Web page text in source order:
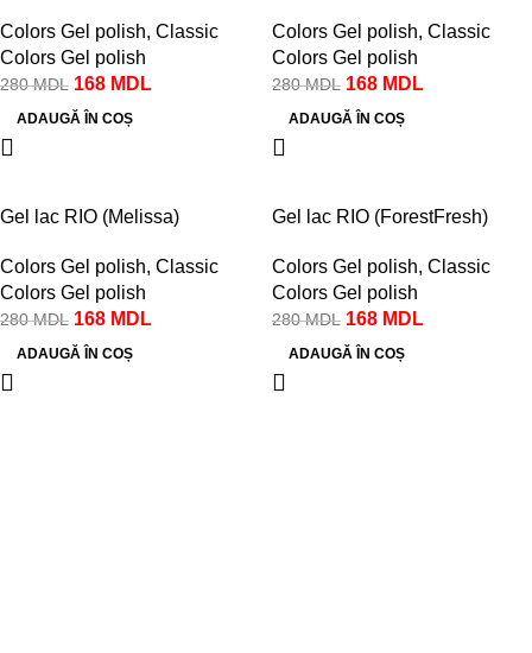
Colors Gel polish, Classic
Colors Gel polish
280MDL 168 MDL
ADAUGĂ ÎN COȘ
Colors Gel polish, Classic
Colors Gel polish
280MDL 168 MDL
ADAUGĂ ÎN COȘ
Gel lac RIO (Melissa)
Colors Gel polish, Classic
Colors Gel polish
280MDL 168 MDL
ADAUGĂ ÎN COȘ
Gel lac RIO (ForestFresh)
Colors Gel polish, Classic
Colors Gel polish
280MDL 168 MDL
ADAUGĂ ÎN COȘ